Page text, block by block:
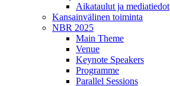
Aikataulut ja mediatiedot
Kansainvälinen toiminta
NBR 2025
Main Theme
Venue
Keynote Speakers
Programme
Parallel Sessions